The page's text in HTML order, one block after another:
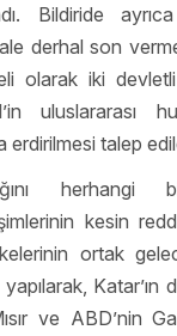
Bildiride
derhal son
olarak iki
uluslararası
erdirilmesi talep
herhangi
kesin
ortak
Katar’ın
ve ABD’nin